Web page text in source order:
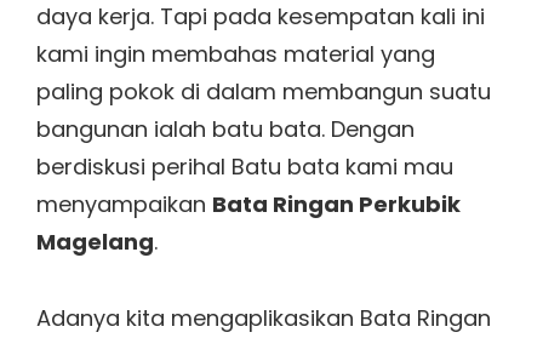
daya kerja. Tapi pada kesempatan kali ini
kami ingin membahas material yang
paling pokok di dalam membangun suatu
bangunan ialah batu bata. Dengan
berdiskusi perihal Batu bata kami mau
menyampaikan Bata Ringan Perkubik
Magelang.
Adanya kita mengaplikasikan Bata Ringan